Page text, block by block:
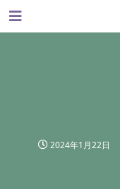
2024年1月22日